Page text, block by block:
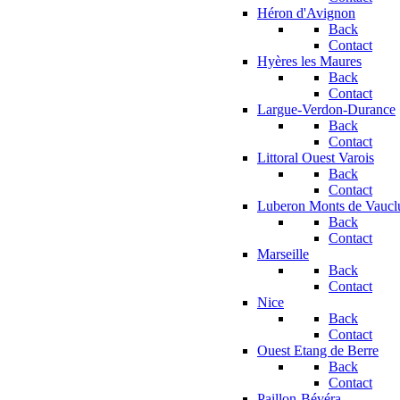
Héron d'Avignon
Back
Contact
Hyères les Maures
Back
Contact
Largue-Verdon-Durance
Back
Contact
Littoral Ouest Varois
Back
Contact
Luberon Monts de
Back
Contact
Marseille
Back
Contact
Nice
Back
Contact
Ouest Etang de Berre
Back
Contact